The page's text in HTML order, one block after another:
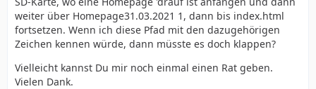
weiter über Homepage31.03.2021 1, dann bis index.html
fortsetzen. Wenn ich diese Pfad mit den dazugehörigen
Zeichen kennen würde, dann müsste es doch klappen?
Vielleicht kannst Du mir noch einmal einen Rat geben.
Vielen Dank.